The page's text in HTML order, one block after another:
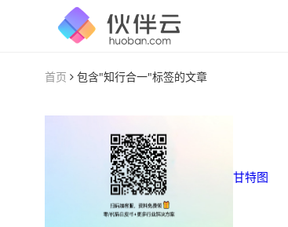
首页 包含"知行合一"标签的文章
甘特图